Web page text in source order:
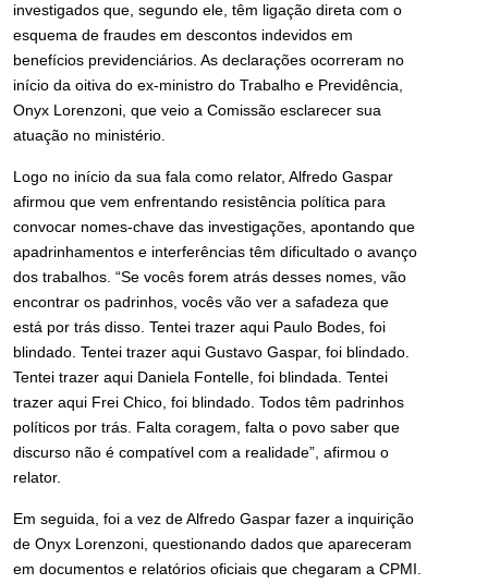
investigados que, segundo ele, têm ligação direta com o
esquema de fraudes em descontos indevidos em
benefícios previdenciários. As declarações ocorreram no
início da oitiva do ex-ministro do Trabalho e Previdência,
Onyx Lorenzoni, que veio a Comissão esclarecer sua
atuação no ministério.
Logo no início da sua fala como relator, Alfredo Gaspar
afirmou que vem enfrentando resistência política para
convocar nomes-chave das investigações, apontando que
apadrinhamentos e interferências têm dificultado o avanço
dos trabalhos. “Se vocês forem atrás desses nomes, vão
encontrar os padrinhos, vocês vão ver a safadeza que
está por trás disso. Tentei trazer aqui Paulo Bodes, foi
blindado. Tentei trazer aqui Gustavo Gaspar, foi blindado.
Tentei trazer aqui Daniela Fontelle, foi blindada. Tentei
trazer aqui Frei Chico, foi blindado. Todos têm padrinhos
políticos por trás. Falta coragem, falta o povo saber que
discurso não é compatível com a realidade”, afirmou o
relator.
Em seguida, foi a vez de Alfredo Gaspar fazer a inquirição
de Onyx Lorenzoni, questionando dados que apareceram
em documentos e relatórios oficiais que chegaram a CPMI.